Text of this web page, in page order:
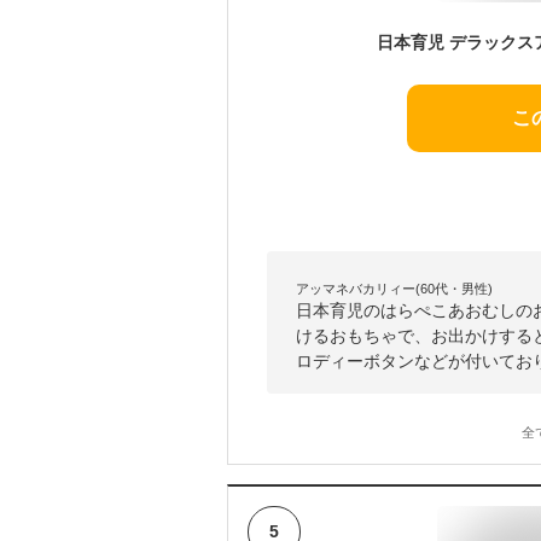
こ
アッマネバカリィー(60代・男性)
日本育児のはらぺこあおむし
けるおもちゃで、お出かけす
ロディーボタンなどが付いて
全
5